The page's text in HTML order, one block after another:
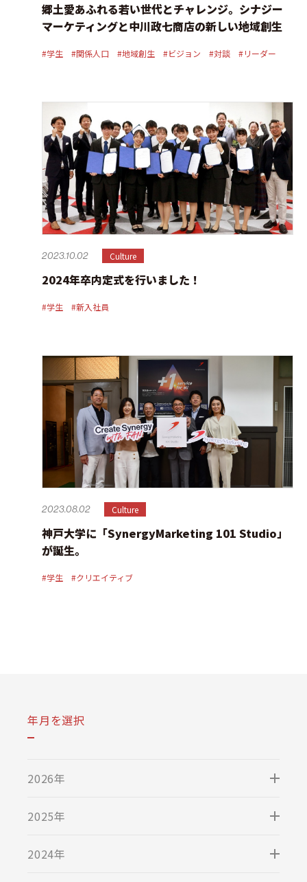
郷土愛あふれる若い世代とチャレンジ。シナジー
マーケティングと中川政七商店の新しい地域創生
#学生 #関係人口 #地域創生 #ビジョン #対談 #リーダー
2023.10.02 Culture
2024年卒内定式を行いました！
#学生 #新入社員
2023.08.02 Culture
神戸大学に「SynergyMarketing 101 Studio」
が誕生。
#学生 #クリエイティブ
年月を選択
2026年
2025年
2024年